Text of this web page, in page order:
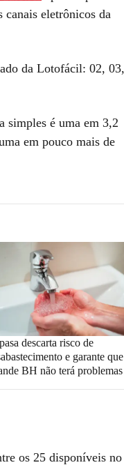
canais eletrônicos da
da Lotofácil: 02, 03,
simples é uma em 3,2
em pouco mais de
descarta risco de
e garante que
BH não terá problemas
os 25 disponíveis no